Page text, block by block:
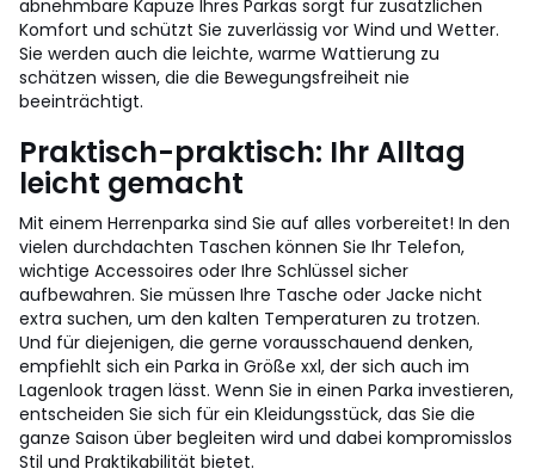
abnehmbare Kapuze Ihres Parkas sorgt für zusätzlichen
Komfort und schützt Sie zuverlässig vor Wind und Wetter.
Sie werden auch die leichte, warme Wattierung zu
schätzen wissen, die die Bewegungsfreiheit nie
beeinträchtigt.
Praktisch-praktisch: Ihr Alltag
leicht gemacht
Mit einem Herrenparka sind Sie auf alles vorbereitet! In den
vielen durchdachten Taschen können Sie Ihr Telefon,
wichtige Accessoires oder Ihre Schlüssel sicher
aufbewahren. Sie müssen Ihre Tasche oder Jacke nicht
extra suchen, um den kalten Temperaturen zu trotzen.
Und für diejenigen, die gerne vorausschauend denken,
empfiehlt sich ein Parka in Größe xxl, der sich auch im
Lagenlook tragen lässt. Wenn Sie in einen Parka investieren,
entscheiden Sie sich für ein Kleidungsstück, das Sie die
ganze Saison über begleiten wird und dabei kompromisslos
Stil und Praktikabilität bietet.